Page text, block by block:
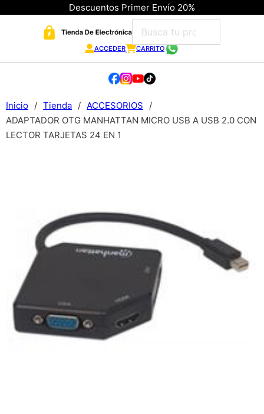
Descuentos Primer Envío 20%
ACCEDER CARRITO
Inicio / Tienda / ACCESORIOS
/
ADAPTADOR OTG MANHATTAN MICRO USB A USB 2.0 CON
LECTOR TARJETAS 24 EN 1